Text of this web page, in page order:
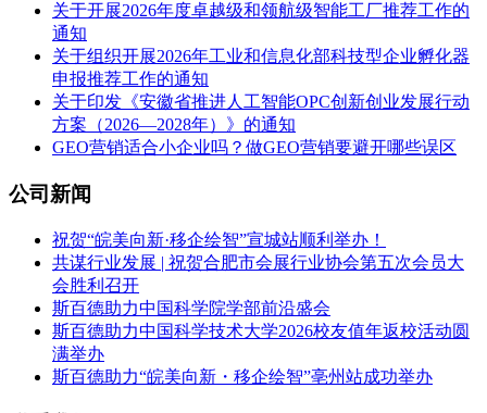
关于开展2026年度卓越级和领航级智能工厂推荐工作的
通知
关于组织开展2026年工业和信息化部科技型企业孵化器
申报推荐工作的通知
关于印发《安徽省推进人工智能OPC创新创业发展行动
方案（2026—2028年）》的通知
GEO营销适合小企业吗？做GEO营销要避开哪些误区
公司新闻
祝贺“皖美向新·移企绘智”宣城站顺利举办！
共谋行业发展 | 祝贺合肥市会展行业协会第五次会员大
会胜利召开
斯百德助力中国科学院学部前沿盛会
斯百德助力中国科学技术大学2026校友值年返校活动圆
满举办
斯百德助力“皖美向新・移企绘智”亳州站成功举办